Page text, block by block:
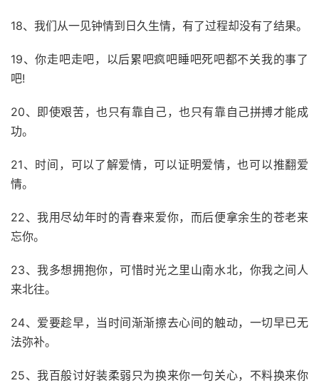
18、我们从一见钟情到日久生情，有了过程却没有了结果。
19、你走吧走吧，以后累吧疯吧睡吧死吧都不关我的事了
吧!
20、即使艰苦，也只有靠自己，也只有靠自己拼搏才能成
功。
21、时间，可以了解爱情，可以证明爱情，也可以推翻爱
情。
22、我用尽幼年时的青春来爱你，而后便拿余生的苍老来
忘你。
23、我多想拥抱你，可惜时光之里山南水北，你我之间人
来北往。
24、爱要趁早，当时间渐渐擦去心间的触动，一切早已无
法弥补。
25、我百般讨好装柔弱只为换来你一句关心，不料换来你